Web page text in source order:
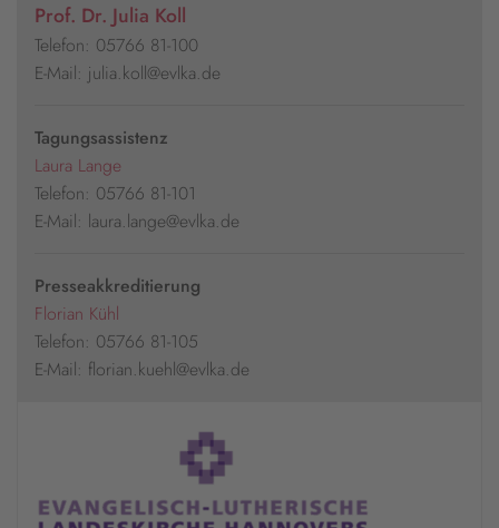
Prof. Dr. Julia Koll
Telefon: 05766 81-100
E-Mail: julia.koll@evlka.de
Tagungsassistenz
Laura Lange
Telefon: 05766 81-101
E-Mail: laura.lange@evlka.de
Presseakkreditierung
Florian Kühl
Telefon: 05766 81-105
E-Mail: florian.kuehl@evlka.de